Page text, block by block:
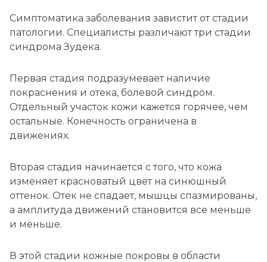
Симптоматика заболевания завистит от стадии
патологии. Специалисты различают три стадии
синдрома Зудека.
Первая стадия подразумевает наличие
покраснения и отека, болевой синдром.
Отдельный участок кожи кажется горячее, чем
остальные. Конечность ограничена в
движениях.
Вторая стадия начинается с того, что кожа
изменяет красноватый цвет на синюшный
оттенок. Отек не спадает, мышцы спазмированы,
а амплитуда движений становится все меньше
и меньше.
В этой стадии кожные покровы в области